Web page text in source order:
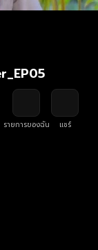
รายการของฉัน
แชร์